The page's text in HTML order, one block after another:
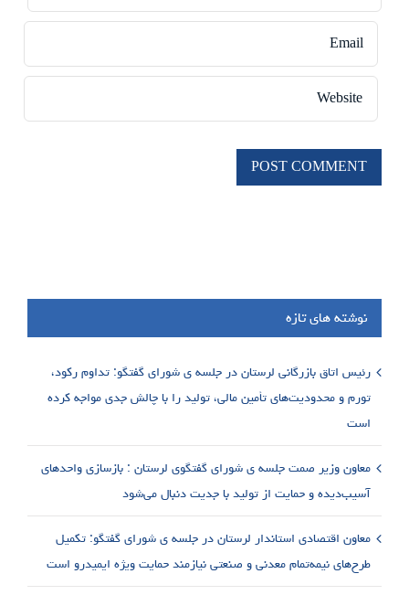
نوشته های تازه
رئیس اتاق بازرگانی لرستان در جلسه ی شورای گفتگو: تداوم رکود،
تورم و محدودیت‌های تأمین مالی، تولید را با چالش جدی مواجه کرده
است
معاون وزیر صمت جلسه ی شورای گفتگوی لرستان : بازسازی واحدهای
آسیب‌دیده و حمایت از تولید با جدیت دنبال می‌شود
معاون اقتصادی استاندار لرستان در جلسه ی شورای گفتگو: تکمیل
طرح‌های نیمه‌تمام معدنی و صنعتی نیازمند حمایت ویژه ایمیدرو است